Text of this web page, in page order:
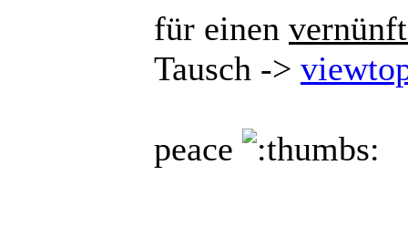
für einen
Tausch ->
peace